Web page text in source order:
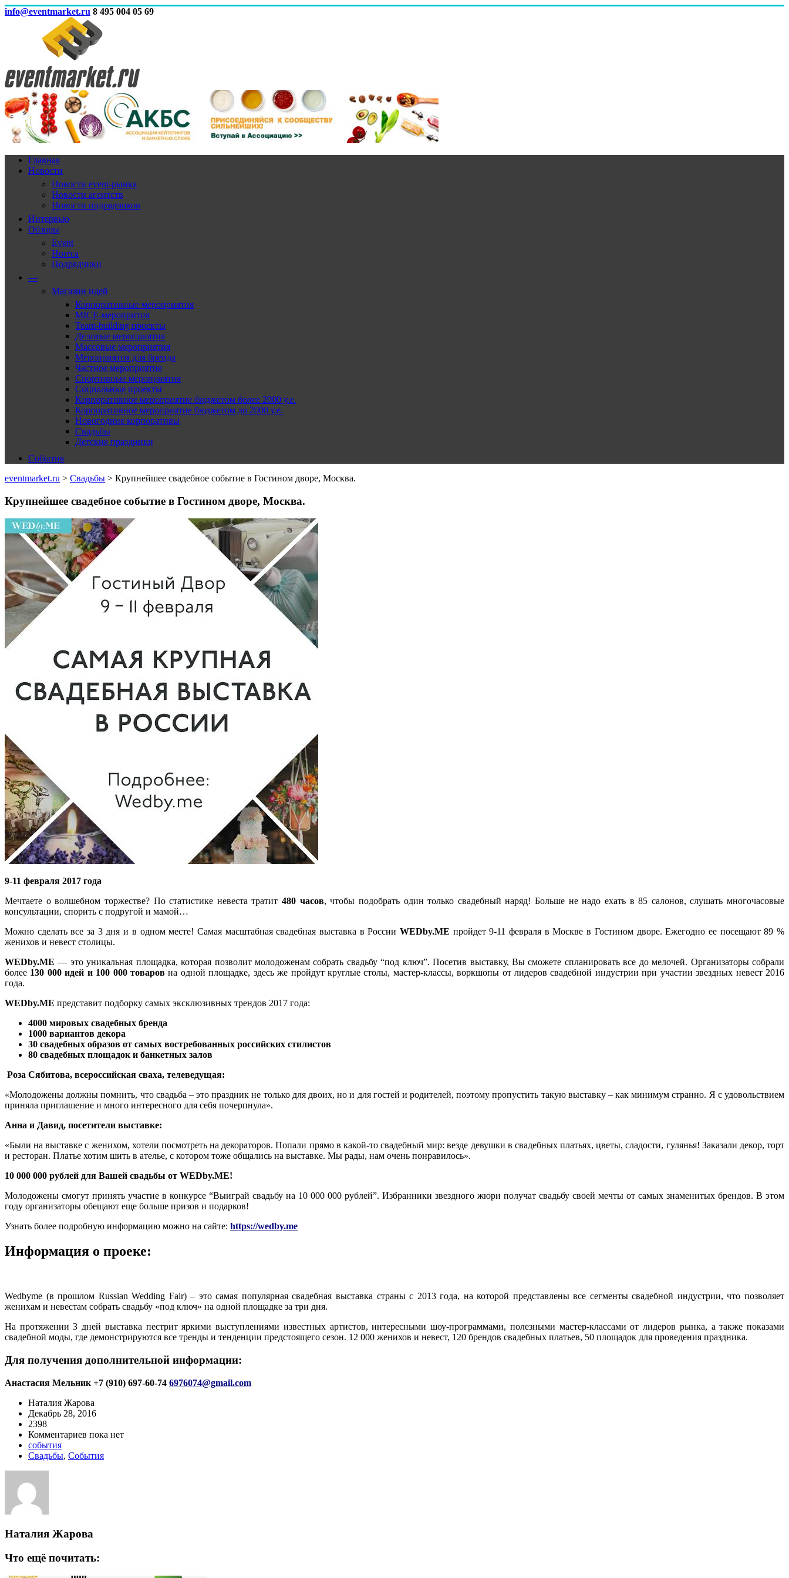
info@eventmarket.ru 8 495 004 05 69
Главная
Новости
Новости event-рынка
Новости агентств
Новости подрядчиков
Интервью
Обзоры
Event
Horeca
Подрядчики
—
Магазин идей
Корпоративные мероприятия
MICE-меропрития
Team-building проекты
Деловые мероприятия
Массовые мероприятия
Мероприятия для бренда
Частное мероприятие
Спортивные мероприятия
Социальные проекты
Корпоративное мероприятие бюджетом более 2000 у.е.
Корпоративное мероприятие бюджетом до 2000 у.е.
Новогодние корпоративы
Свадьбы
Детские праздники
События
eventmarket.ru > Свадьбы > Крупнейшее свадебное событие в Гостином дворе, Москва.
Крупнейшее свадебное событие в Гостином дворе, Москва.
9-11 февраля 2017 года
Мечтаете о волшебном торжестве? По статистике невеста тратит 480 часов, чтобы подобрать один только свадебный наряд! Больше не надо ехать в 85 салонов, слушать многочасовые
консультации, спорить с подругой и мамой…
Можно сделать все за 3 дня и в одном месте! Самая масштабная свадебная выставка в РоссииWEDby.ME пройдет 9-11 февраля в Москве в Гостином дворе. Ежегодно ее посещают 89 %
женихов и невест столицы.
WEDby.ME — это уникальная площадка, которая позволит молодоженам собрать свадьбу “под ключ”. Посетив выставку, Вы сможете спланировать все до мелочей. Организаторы собрали
более 130 000 идей и 100 000 товаровна одной площадке, здесь же пройдут круглые столы, мастер-классы, воркшопы от лидеров свадебной индустрии при участии звездных невест 2016
года.
WEDby.ME представит подборку самых эксклюзивных трендов 2017 года:
4000 мировых свадебных бренда
1000 вариантов декора
30 свадебных образов от самых востребованных российских стилистов
80 свадебных площадок и банкетных залов
Роза Сябитова, всероссийская сваха, телеведущая:
«Молодожены должны помнить, что свадьба – это праздник не только для двоих, но и для гостей и родителей, поэтому пропустить такую выставку – как минимум странно. Я с удовольствием
приняла приглашение и много интересного для себя почерпнула».
Анна и Давид, посетители выставке:
«Были на выставке с женихом, хотели посмотреть на декораторов. Попали прямо в какой-то свадебный мир: везде девушки в свадебных платьях, цветы, сладости, гулянья! Заказали декор, торт
и ресторан. Платье хотим шить в ателье, с котором тоже общались на выставке. Мы рады, нам очень понравилось».
10 000 000 рублей для Вашей свадьбы от WEDby.ME!
Молодожены смогут принять участие в конкурсе “Выиграй свадьбу на 10 000 000 рублей”. Избранники звездного жюри получат свадьбу своей мечты от самых знаменитых брендов. В этом
году организаторы обещают еще больше призов и подарков!
Узнать более подробную информацию можно на сайте: https://wedby.me
Информация о проеке:
Wedbyme (в прошлом Russian Wedding Fair) – это самая популярная свадебная выставка страны с 2013 года, на которой представлены все сегменты свадебной индустрии, что позволяет
женихам и невестам собрать свадьбу «под ключ» на одной площадке за три дня.
На протяжении 3 дней выставка пестрит яркими выступлениями известных артистов, интересными шоу-программами, полезными мастер-классами от лидеров рынка, а также показами
свадебной моды, где демонстрируются все тренды и тенденции предстоящего сезон. 12 000 женихов и невест, 120 брендов свадебных платьев, 50 площадок для проведения праздника.
Для получения дополнительной информации:
Анастасия Мельник +7 (910) 697-60-74 6976074@gmail.com
Наталия Жарова
Декабрь 28, 2016
2398
Комментариев пока нет
события
Свадьбы, События
Наталия Жарова
Что ещё почитать: